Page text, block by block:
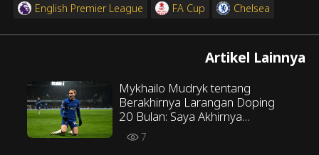
English Premier League FA Cup Chelsea
Artikel Lainnya
Mykhailo Mudryk tentang
Berakhirnya Larangan Doping
20 Bulan: Saya Akhirnya
Membuktikan Ketidakbersalahan
Saya7